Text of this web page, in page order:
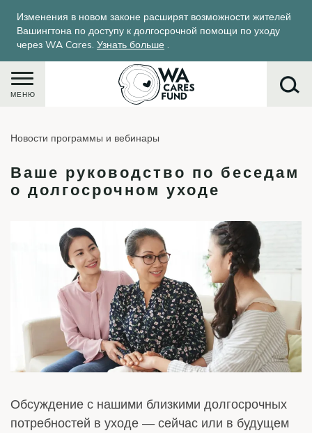
основному
содержанию
Изменения в новом законе расширят возможности жителей
Вашингтона по доступу к долгосрочной помощи по уходу
через WA Cares. Узнать больше .
МЕНЮ
Новости программы и вебинары
Ваше руководство по беседам
о долгосрочном уходе
Обсуждение с нашими близкими долгосрочных
потребностей в уходе — сейчас или в будущем